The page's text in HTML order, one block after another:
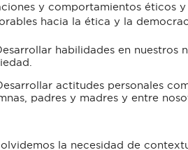
y comportamientos éticos
hacia la ética y la
habilidades en nuestros
actitudes personales
padres y madres y entre
la necesidad de